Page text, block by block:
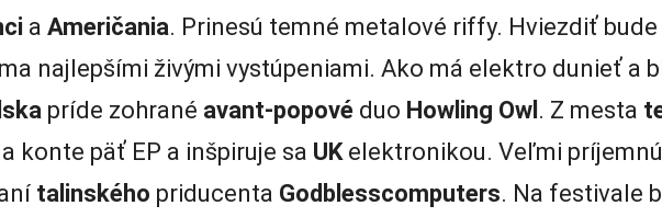
a Američania. Prinesú temné metalové riffy. Hviezdiť
najlepšími živými vystúpeniami. Ako má elektro dunieť a
príde zohrané avant-popové duo Howling Owl . Z mesta
konte päť EP a inšpiruje sa UKelektronikou. Veľmi
talinského priducenta Godblesscomputers. Na festivale